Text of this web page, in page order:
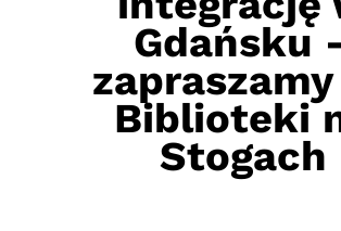
Gdańsku
Biblioteki
Stogach